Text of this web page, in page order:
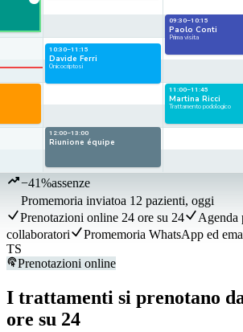
10:30–11:15
Davide Ferri
Onicocriptosi
12:00–13:00
Riunione équipe
09:30–10:15
Paolo Conti
Prima visita
11:00–11:45
Martina Ricci
Trattamento podologico
−41%assenze
Promemoria inviatoa 12 pazienti, oggi
Prenotazioni online 24 ore su 24
Agenda
collaboratori
Promemoria WhatsApp ed
TS
Prenotazioni online
I trattamenti si prenotano
ore su 24